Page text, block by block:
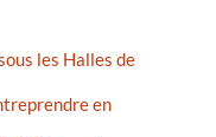
les Halles de
en